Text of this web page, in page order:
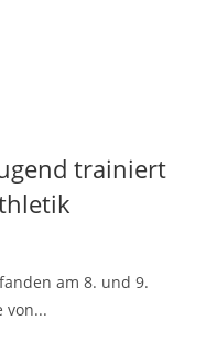
trainiert
am 8. und 9.
von...